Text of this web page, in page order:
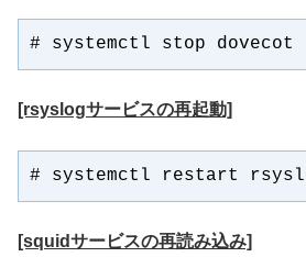
# systemctl stop dovecot
[rsyslogサービスの再起動]
# systemctl restart
[squidサービスの再読み込み]